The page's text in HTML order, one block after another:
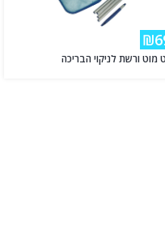
מוט ורשת לניקוי הבריכה